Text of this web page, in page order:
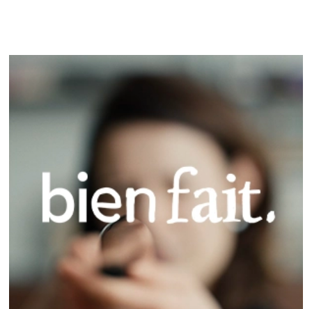
ABONNEMENT
PAPIER
1 an /40€
2 numéros
70€
S'ABONNER